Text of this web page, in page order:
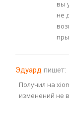
вы
не
Эдуард пишет:
Получил на
изменений не